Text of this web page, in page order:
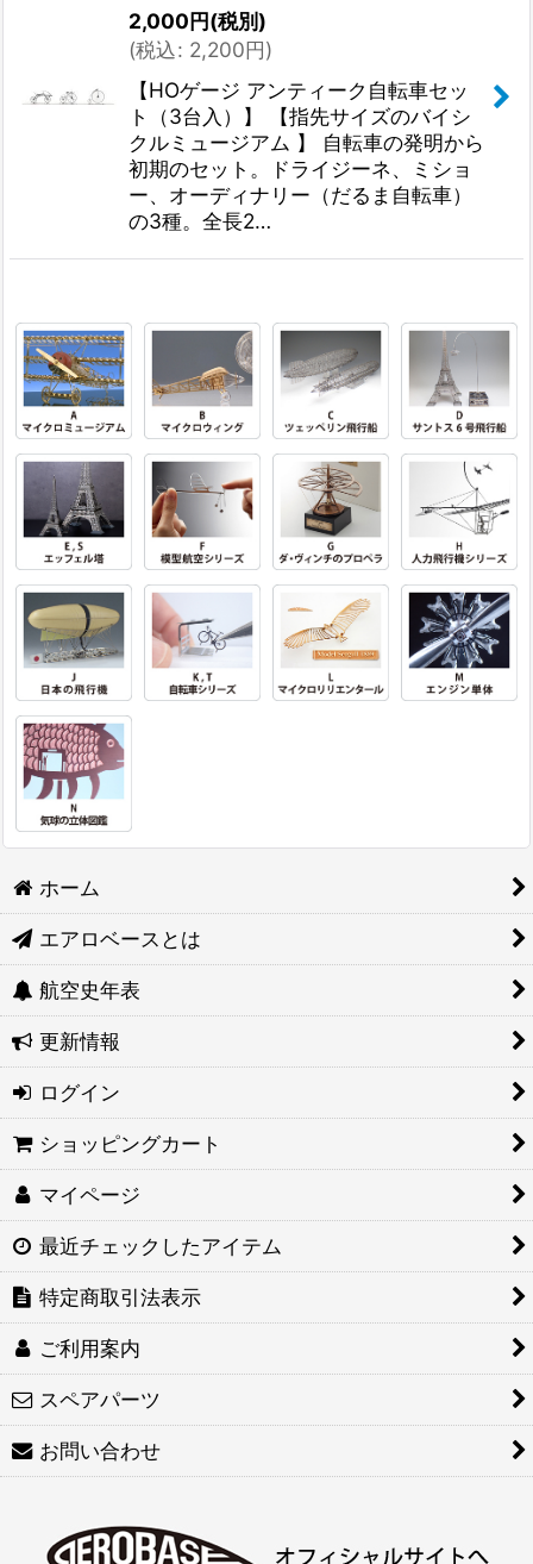
2,000円(税別)
(税込: 2,200円)
【HOゲージ アンティーク自転車セッ
ト（3台入）】 【指先サイズのバイシ
クルミュージアム 】 自転車の発明から
初期のセット。ドライジーネ、ミショ
ー、オーディナリー（だるま自転車）
の3種。全長2…
ホーム
エアロベースとは
航空史年表
更新情報
ログイン
ショッピングカート
マイページ
最近チェックしたアイテム
特定商取引法表示
ご利用案内
スペアパーツ
お問い合わせ